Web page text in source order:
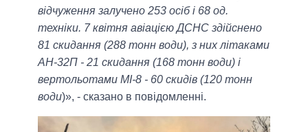
відчуження залучено 253 осіб і 68 од.
техніки. 7 квітня авіацією ДСНС здійснено
81 скидання (288 тонн води), з них літаками
АН-32П - 21 скидання (168 тонн води) і
вертольотами МІ-8 - 60 скидів (120 тонн
води)», - сказано в повідомленні.